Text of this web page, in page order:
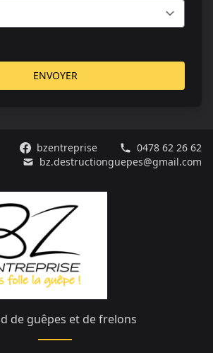
ENVOYER
bzentreprise
0478 62 26 62
bz.destructionguepes@gmail.com
de guêpes et de frelons